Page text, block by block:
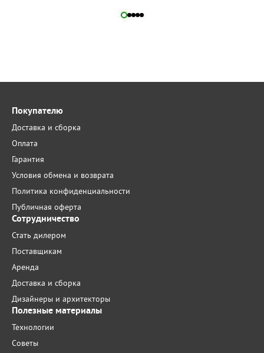
Покупателю
Доставка и сборка
Оплата
Гарантия
Условия обмена и возврата
Политика конфиденциальности
Публичная оферта
Сотрудничество
Стать дилером
Поставщикам
Аренда
Доставка и сборка
Дизайнеры и архитекторы
Полезные материалы
Технологии
Советы